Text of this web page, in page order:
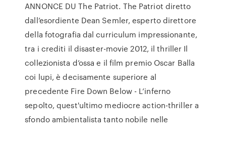
ANNONCE DU The Patriot. The Patriot diretto
dall’esordiente Dean Semler, esperto direttore
della fotografia dal curriculum impressionante,
tra i crediti il disaster-movie 2012, il thriller Il
collezionista d’ossa e il film premio Oscar Balla
coi lupi, è decisamente superiore al
precedente Fire Down Below - L’inferno
sepolto, quest'ultimo mediocre action-thriller a
sfondo ambientalista tanto nobile nelle